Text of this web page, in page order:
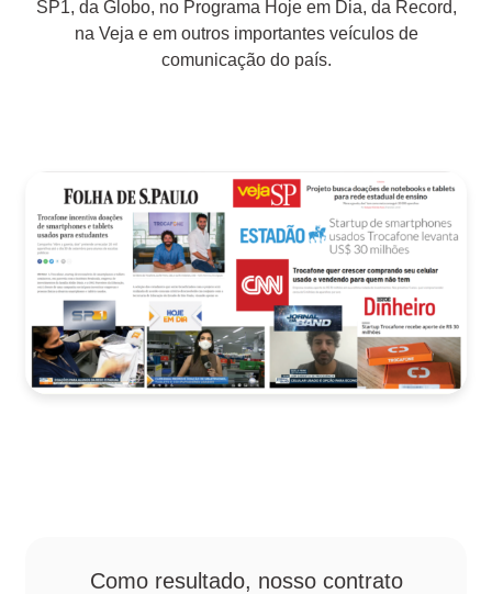
SP1, da Globo, no Programa Hoje em Dia, da Record,
na Veja e em outros importantes veículos de
comunicação do país.
Como resultado, nosso contrato